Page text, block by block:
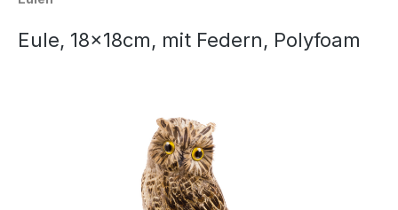
Eule, 18x18cm, mit Federn, Polyfoam
Bildergalerie überspringen